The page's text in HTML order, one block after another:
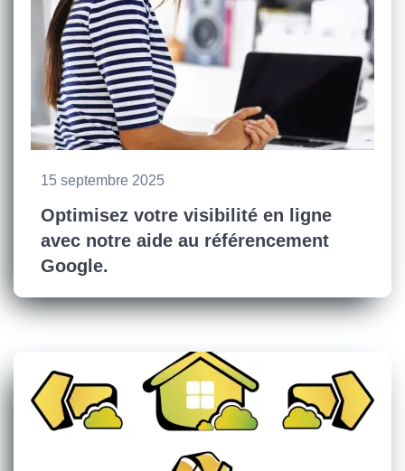
15 septembre 2025
Optimisez votre visibilité en ligne
avec notre aide au référencement
Google.